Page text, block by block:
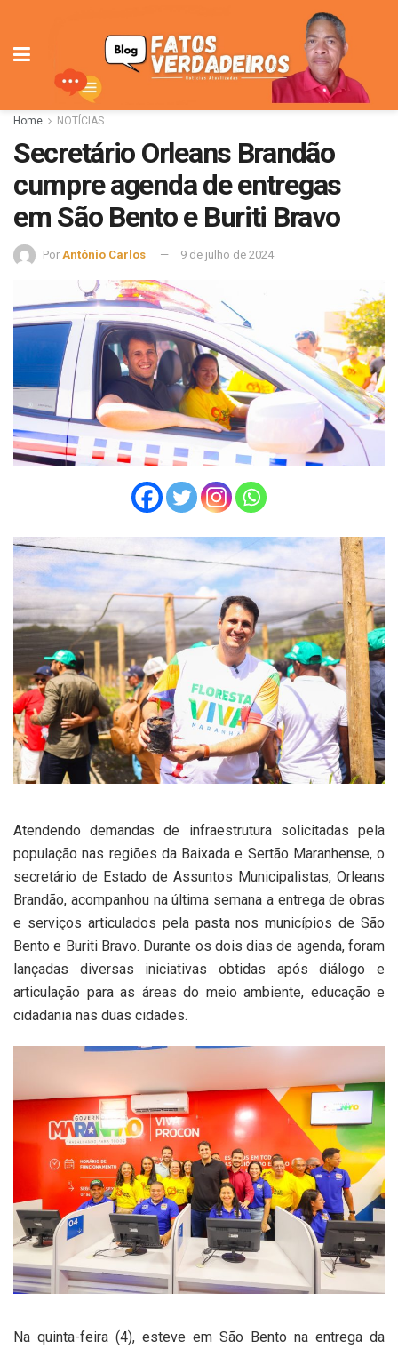
Home NOTÍCIAS
Secretário Orleans Brandão
cumpre agenda de entregas
em São Bento e Buriti Bravo
Por Antônio Carlos 9 de julho de 2024
Atendendo demandas de infraestrutura solicitadas pela
população nas regiões da Baixada e Sertão Maranhense, o
secretário de Estado de Assuntos Municipalistas, Orleans
Brandão, acompanhou na última semana a entrega de obras
e serviços articulados pela pasta nos municípios de São
Bento e Buriti Bravo. Durante os dois dias de agenda, foram
lançadas diversas iniciativas obtidas após diálogo e
articulação para as áreas do meio ambiente, educação e
cidadania nas duas cidades.
Na quinta-feira (4), esteve em São Bento na entrega da